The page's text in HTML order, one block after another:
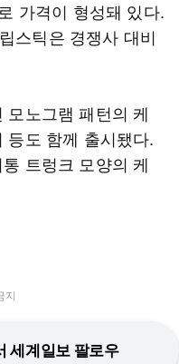
가격이 형성돼 있다.
스틱은 경쟁사 대비
모노그램 패턴의 케
등도 함께 출시됐다.
트렁크 모양의 케
지
세계일보 팔로우